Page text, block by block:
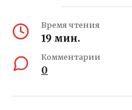
Время чтения
19 мин.
Комментарии
0